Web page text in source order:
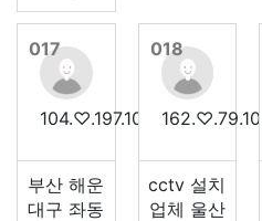
017
104.♡.197.100
부산 해운
대구 좌동
018
162.♡.79.102
cctv 설치
업체 울산